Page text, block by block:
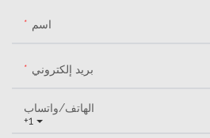
اسم
بريد إلكتروني
+1
الهاتف/واتساب